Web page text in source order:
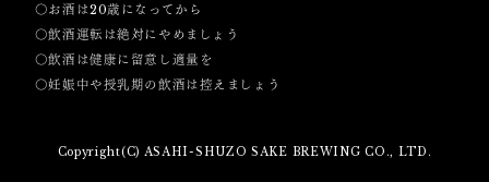
〇お酒は20歳になってから
〇飲酒運転は絶対にやめましょう
〇飲酒は健康に留意し適量を
〇妊娠中や授乳期の飲酒は控えましょう
Copyright(C) ASAHI-SHUZO SAKE BREWING CO., LTD.